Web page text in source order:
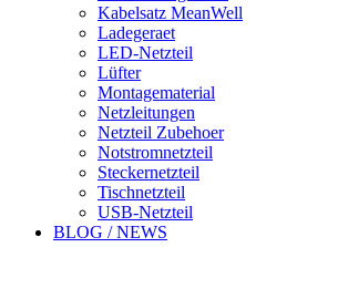
Kabelsatz MeanWell
Ladegeraet
LED-Netzteil
Lüfter
Montagematerial
Netzleitungen
Netzteil Zubehoer
Notstromnetzteil
Steckernetzteil
Tischnetzteil
USB-Netzteil
BLOG / NEWS